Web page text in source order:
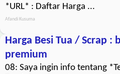
*URL* : Daftar Harga ...
Afandi Kusuma
Harga Besi Tua / Scrap :
premium
08: Saya ingin info tentang